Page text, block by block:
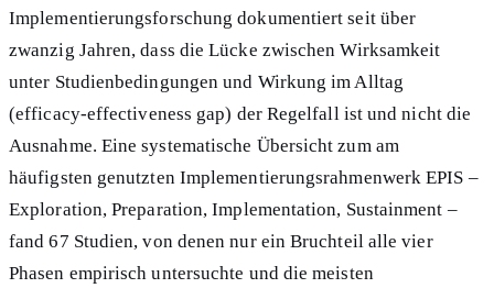
Implementierungsforschung dokumentiert seit über
zwanzig Jahren, dass die Lücke zwischen Wirksamkeit
unter Studienbedingungen und Wirkung im Alltag
(efficacy-effectiveness gap) der Regelfall ist und nicht die
Ausnahme. Eine systematische Übersicht zum am
häufigsten genutzten Implementierungsrahmenwerk EPIS –
Exploration, Preparation, Implementation, Sustainment –
fand 67 Studien, von denen nur ein Bruchteil alle vier
Phasen empirisch untersuchte und die meisten